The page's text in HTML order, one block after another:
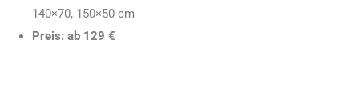
140×70, 150×50 cm
Preis: ab 129 €